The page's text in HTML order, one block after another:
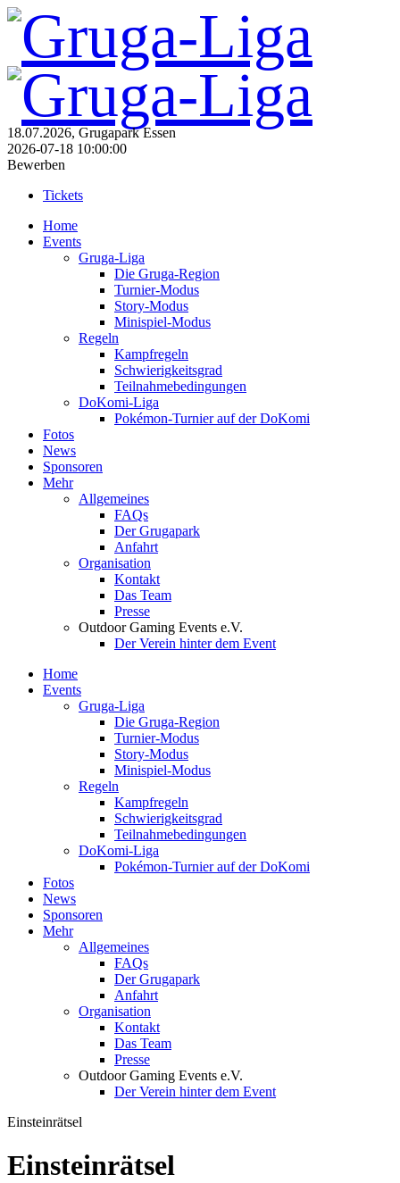
18.07.2026, Grugapark Essen
2026-07-18 10:00:00
Bewerben
Tickets
Home
Events
Gruga-Liga
Die Gruga-Region
Turnier-Modus
Story-Modus
Minispiel-Modus
Regeln
Kampfregeln
Schwierigkeitsgrad
Teilnahmebedingungen
DoKomi-Liga
Pokémon-Turnier auf der DoKomi
Fotos
News
Sponsoren
Mehr
Allgemeines
FAQs
Der Grugapark
Anfahrt
Organisation
Kontakt
Das Team
Presse
Outdoor Gaming Events e.V.
Der Verein hinter dem Event
Home
Events
Gruga-Liga
Die Gruga-Region
Turnier-Modus
Story-Modus
Minispiel-Modus
Regeln
Kampfregeln
Schwierigkeitsgrad
Teilnahmebedingungen
DoKomi-Liga
Pokémon-Turnier auf der DoKomi
Fotos
News
Sponsoren
Mehr
Allgemeines
FAQs
Der Grugapark
Anfahrt
Organisation
Kontakt
Das Team
Presse
Outdoor Gaming Events e.V.
Der Verein hinter dem Event
Einsteinrätsel
Einsteinrätsel